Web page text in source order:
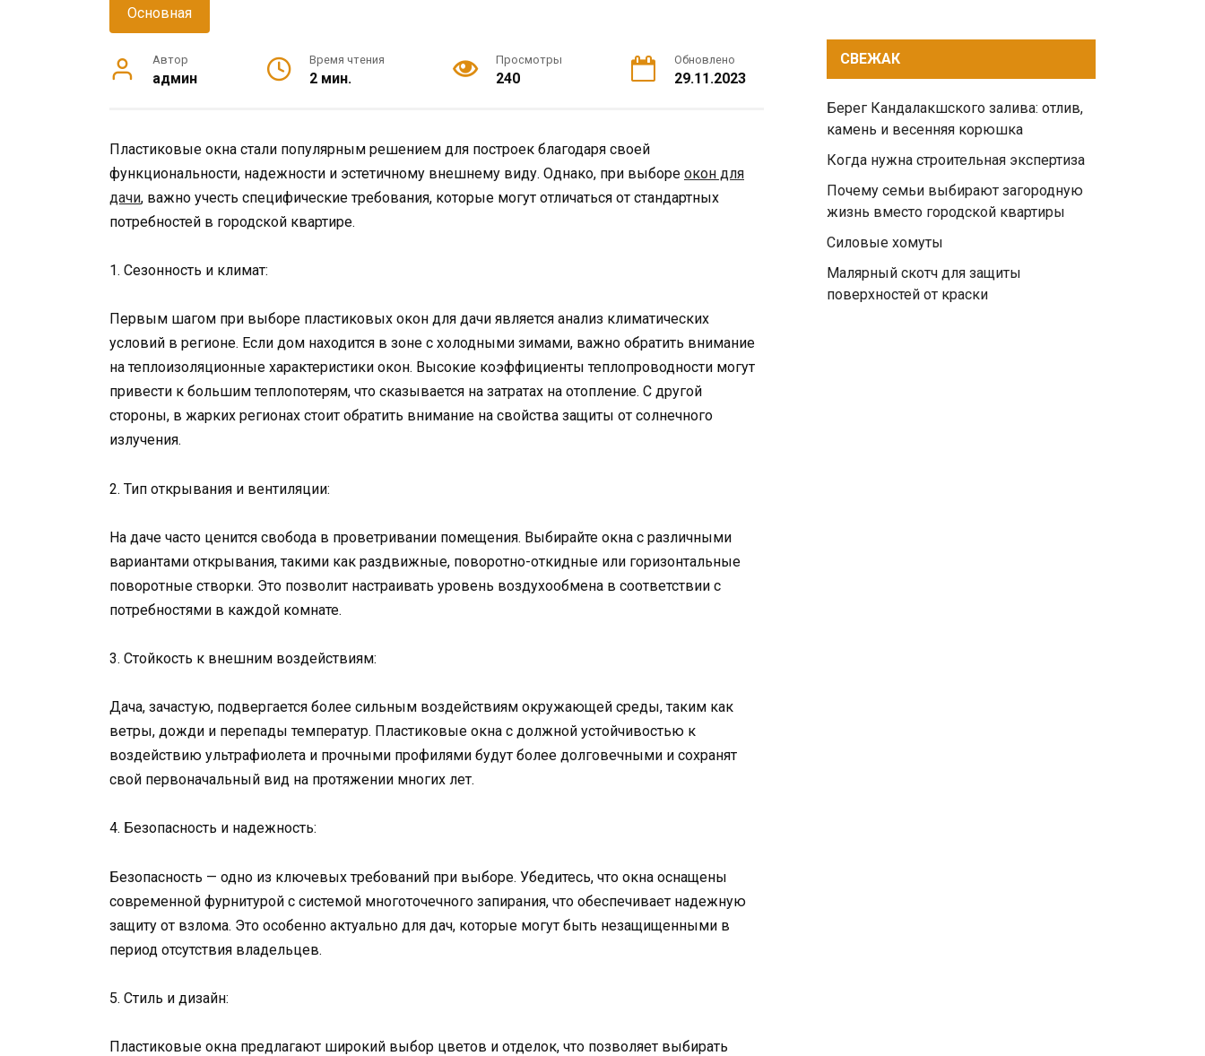
Основная
Автор
админ
Время чтения
2 мин.
Просмотры
240
Обновлено
29.11.2023
Пластиковые окна стали популярным решением для построек благодаря своей
функциональности, надежности и эстетичному внешнему виду. Однако, при выборе окон для
дачи, важно учесть специфические требования, которые могут отличаться от стандартных
потребностей в городской квартире.
1. Сезонность и климат:
Первым шагом при выборе пластиковых окон для дачи является анализ климатических
условий в регионе. Если дом находится в зоне с холодными зимами, важно обратить внимание
на теплоизоляционные характеристики окон. Высокие коэффициенты теплопроводности могут
привести к большим теплопотерям, что сказывается на затратах на отопление. С другой
стороны, в жарких регионах стоит обратить внимание на свойства защиты от солнечного
излучения.
2. Тип открывания и вентиляции:
На даче часто ценится свобода в проветривании помещения. Выбирайте окна с различными
вариантами открывания, такими как раздвижные, поворотно-откидные или горизонтальные
поворотные створки. Это позволит настраивать уровень воздухообмена в соответствии с
потребностями в каждой комнате.
3. Стойкость к внешним воздействиям:
Дача, зачастую, подвергается более сильным воздействиям окружающей среды, таким как
ветры, дожди и перепады температур. Пластиковые окна с должной устойчивостью к
воздействию ультрафиолета и прочными профилями будут более долговечными и сохранят
свой первоначальный вид на протяжении многих лет.
4. Безопасность и надежность:
Безопасность — одно из ключевых требований при выборе. Убедитесь, что окна оснащены
современной фурнитурой с системой многоточечного запирания, что обеспечивает надежную
защиту от взлома. Это особенно актуально для дач, которые могут быть незащищенными в
период отсутствия владельцев.
5. Стиль и дизайн:
Пластиковые окна предлагают широкий выбор цветов и отделок, что позволяет выбирать
СВЕЖАК
Берег Кандалакшского залива: отлив,
камень и весенняя корюшка
Когда нужна строительная экспертиза
Почему семьи выбирают загородную
жизнь вместо городской квартиры
Силовые хомуты
Малярный скотч для защиты
поверхностей от краски